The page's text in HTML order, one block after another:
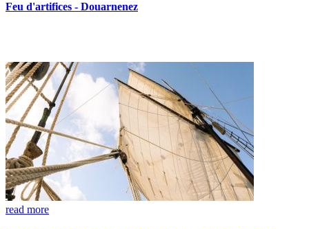
Feu d'artifices - Douarnenez
read more